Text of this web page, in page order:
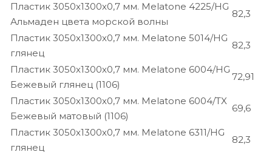
Пластик 3050х1300х0,7 мм. Melatone 4225/HG
Альмаден цвета морской волны
82,3
Пластик 3050х1300х0,7 мм. Melatone 5014/HG
глянец
82,3
Пластик 3050х1300х0,7 мм. Melatone 6004/HG
Бежевый глянец (1106)
72,91
Пластик 3050х1300х0,7 мм. Melatone 6004/TX
Бежевый матовый (1106)
69,6
Пластик 3050х1300х0,7 мм. Melatone 6311/HG
глянец
82,3